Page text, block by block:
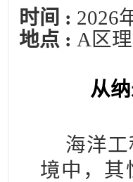
时间 : 2026
地点 : A区
从
海洋
境中，其